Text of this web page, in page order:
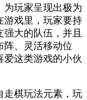
为玩家呈现出极为
游戏里，玩家要持
大的队伍，并且
阵、灵活移动位
爱这类游戏的小伙
走棋玩法元素，玩